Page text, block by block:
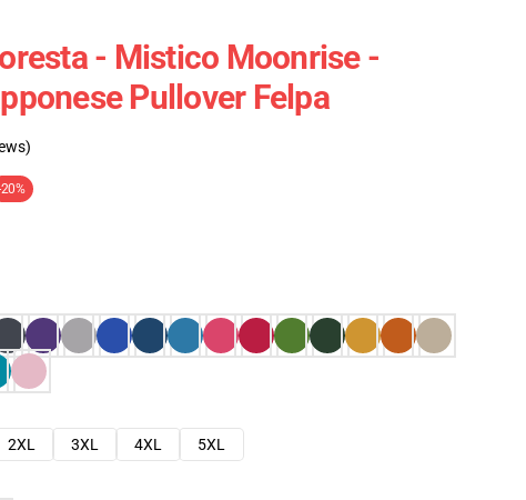
- Mistico Moonrise -
Pullover Felpa
2XL 3XL 4XL
5XL